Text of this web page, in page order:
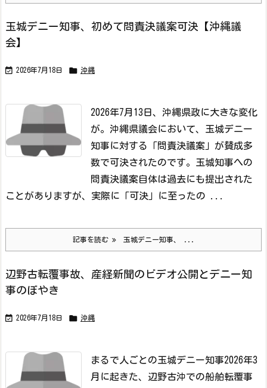
玉城デニー知事、初めて問責決議案可決【沖縄議
会】
 2026年7月18日  沖縄
2026年7月13日、沖縄県政に大きな変化
が。 沖縄県議会において、玉城デニー
知事に対する「問責決議案」が賛成多
数で可決されたのです。 玉城知事への
問責決議案自体は過去にも提出された
ことがありますが、実際に「可決」に至ったの ...
記事を読む 玉城デニー知事、 ...
辺野古転覆事故、産経新聞のビデオ公開とデニー知
事のぼやき
 2026年7月18日  沖縄
まるで人ごとの玉城デニー知事2026年3
月に起きた、辺野古沖での船舶転覆事